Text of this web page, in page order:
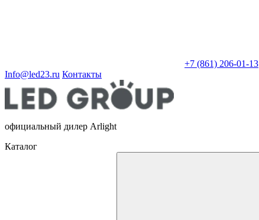
+7 (861) 206-01-13
Info@led23.ru Контакты
официальный дилер Arlight
Каталог